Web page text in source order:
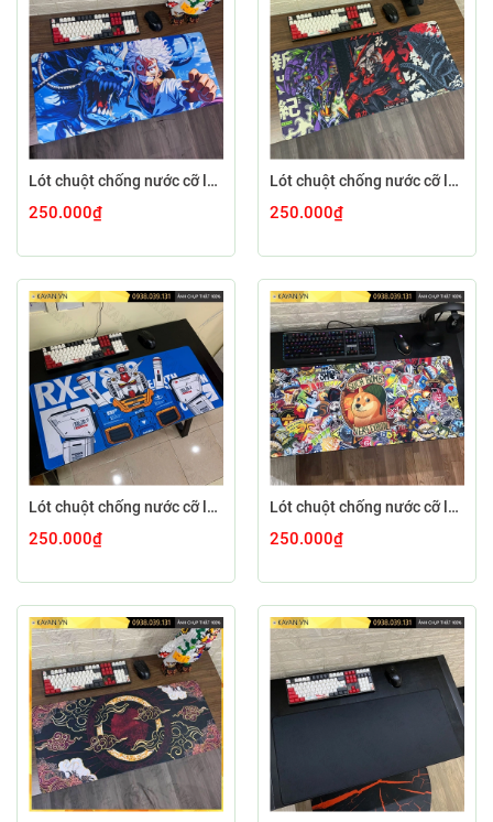
Lót chuột chống nước cỡ lớn 90x40cm dày 5MM OP-53-90X40-5MM
250.000₫
Lót chuột chống nước cỡ lớn 90x40cm dày 5MM EVA-01-90X40-5MM
250.000₫
Lót chuột chống nước cỡ lớn 90x40cm dày 5MM GUNDAM-01-90X40-5MM
250.000₫
Lót chuột chống nước cỡ lớn 90x40cm dày 5MM CS-04-90X40-5MM
250.000₫